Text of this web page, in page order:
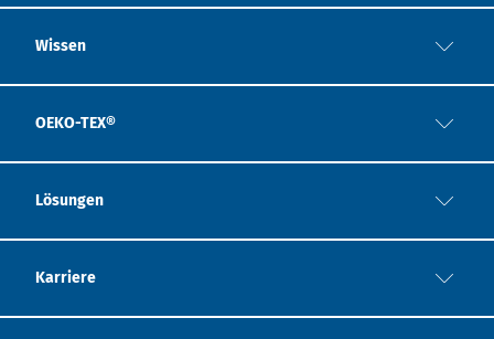
Wissen
OEKO-TEX®
Lösungen
Karriere